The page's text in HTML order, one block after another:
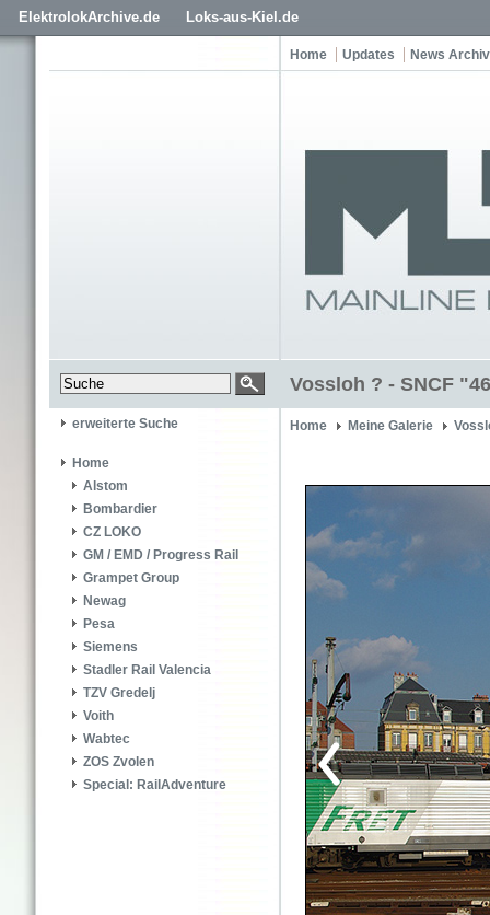
ElektrolokArchive.de Loks-aus-Kiel.de
Home Updates News Archiv
Vossloh ? - SNCF
erweiterte Suche
Home
Alstom
Bombardier
CZ LOKO
GM / EMD / Progress Rail
Grampet Group
Newag
Pesa
Siemens
Stadler Rail Valencia
TZV Gredelj
Voith
Wabtec
ZOS Zvolen
Special: RailAdventure
Home Meine Galerie